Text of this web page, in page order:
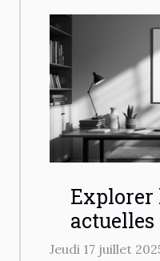
Explorer
papier
Jeudi 17 juillet